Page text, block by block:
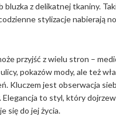
bluzka z delikatnej tkaniny.
stylizacje nabierają
przyjść z wielu stron –
pokazów mody, ale też
Kluczem jest obserwacja
Elegancja to styl, który
się do jej życia.